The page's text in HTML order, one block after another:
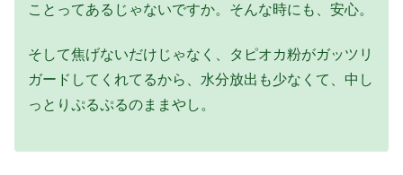
ことってあるじゃないですか。そんな時にも、安心。
そして焦げないだけじゃなく、タピオカ粉がガッツリ
ガードしてくれてるから、水分放出も少なくて、中し
っとりぷるぷるのままやし。